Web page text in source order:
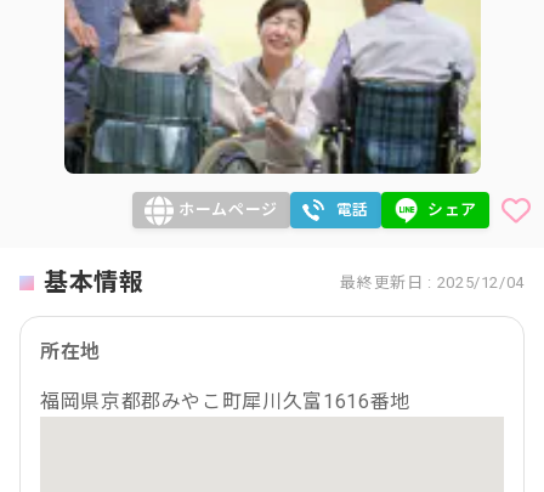
ホームページ 電話 シェア
基本情報 最終更新日 : 2025/12/04
所在地
福岡県京都郡みやこ町犀川久富1616番地